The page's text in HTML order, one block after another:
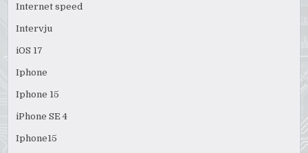
Internet speed
Intervju
iOS 17
Iphone
Iphone 15
iPhone SE 4
Iphone15